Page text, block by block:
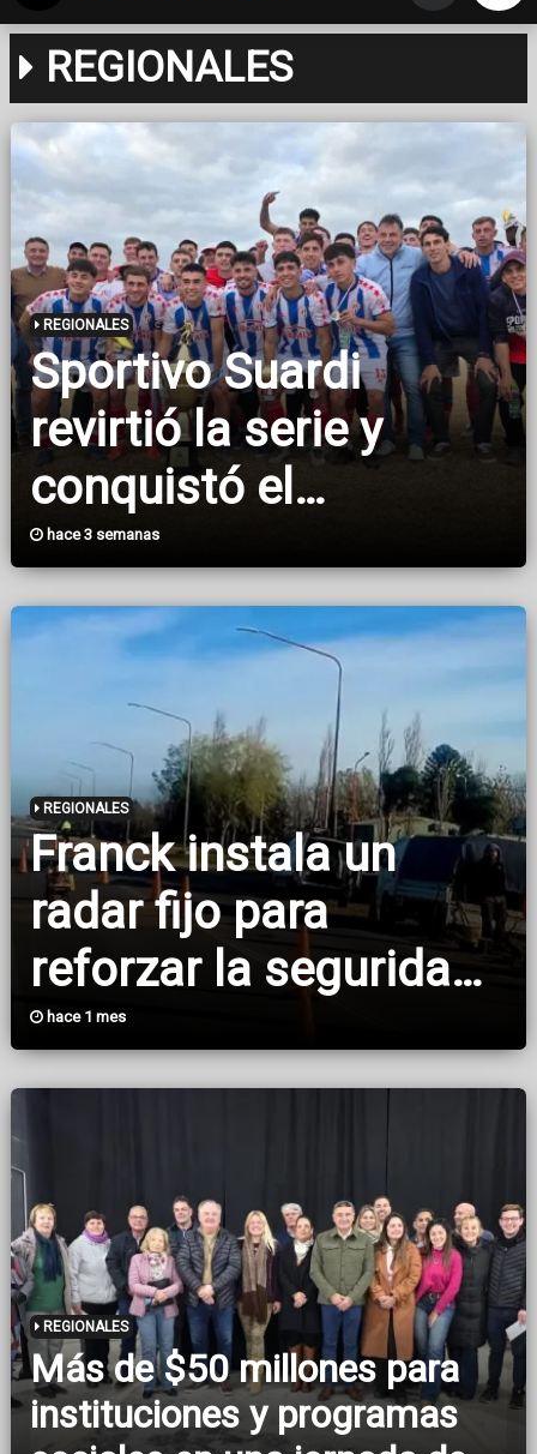
REGIONALES
REGIONALES
Sportivo Suardi
revirtió la serie y
conquistó el
bicampeonato de la
Copa Departamento
San Cristóbal
hace 3 semanas
REGIONALES
Franck instala un
radar fijo para
reforzar la seguridad
vial en uno de sus
principales accesos
hace 1 mes
REGIONALES
Más de $50 millones para
instituciones y programas